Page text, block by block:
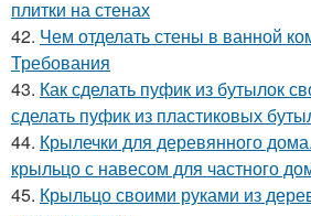
плитки на стенах
42. Чем отделать стены в ванной
Требования
43. Как сделать пуфик из бутылок
сделать пуфик из пластиковых
44. Крылечки для деревянного
крыльцо с навесом для частного
45. Крыльцо своими руками из